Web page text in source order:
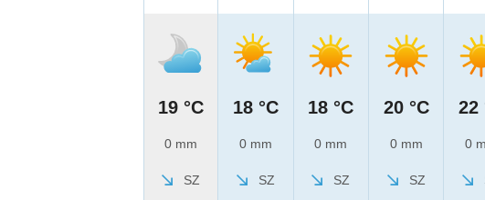
19 °C
0 mm
SZ
18 °C
0 mm
SZ
18 °C
0 mm
SZ
20 °C
0 mm
SZ
22
0